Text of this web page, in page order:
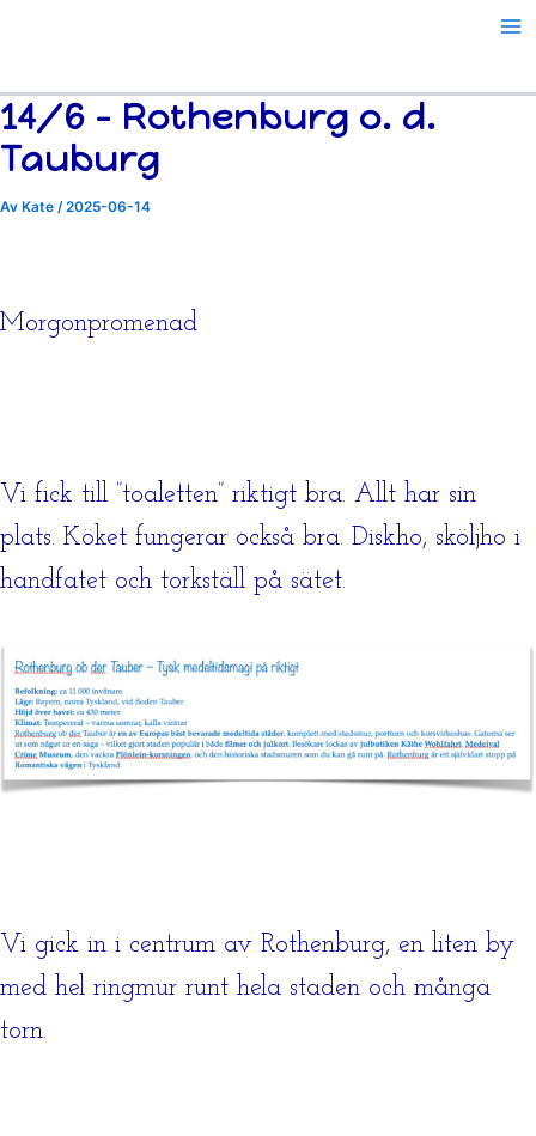
14/6 – Rothenburg o. d.
Tauburg
Av Kate /2025-06-14
Morgonpromenad
Vi fick till ”toaletten” riktigt bra. Allt har sin
plats. Köket fungerar också bra. Diskho, sköljho i
handfatet och torkställ på sätet.
Vi gick in i centrum av Rothenburg, en liten by
med hel ringmur runt hela staden och många
torn.